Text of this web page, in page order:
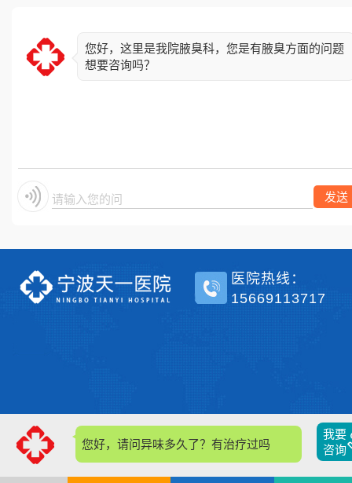
您好，这里是我院腋臭科，您是有腋臭方面的问题
想要咨询吗？
请输入您的问题 发送
您好，请问异味多久了？有治疗过吗
我要
咨询
医院热线：
15669113717